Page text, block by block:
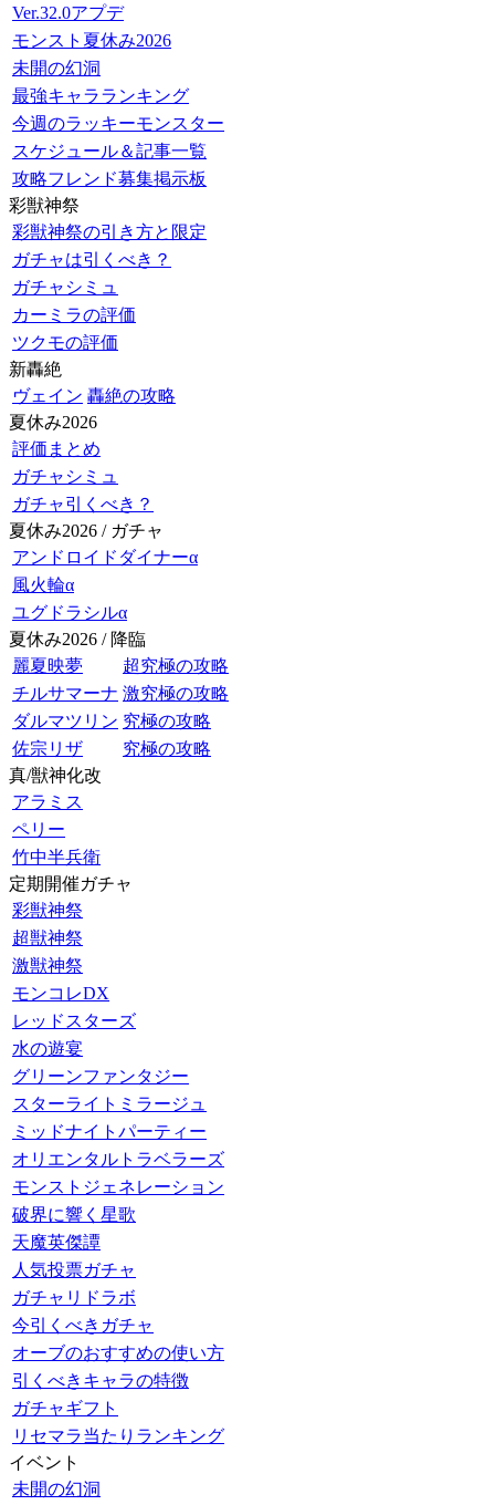
Ver.32.0アプデ
モンスト夏休み2026
未開の幻洞
最強キャラランキング
今週のラッキーモンスター
スケジュール＆記事一覧
攻略フレンド募集掲示板
彩獣神祭
彩獣神祭の引き方と限定
ガチャは引くべき？
ガチャシミュ
カーミラの評価
ツクモの評価
新轟絶
ヴェイン 轟絶の攻略
夏休み2026
評価まとめ
ガチャシミュ
ガチャ引くべき？
夏休み2026 / ガチャ
アンドロイドダイナーα
風火輪α
ユグドラシルα
夏休み2026 / 降臨
麗夏映夢
超究極の攻略
チルサマーナ 激究極の攻略
ダルマツリン 究極の攻略
佐宗リザ
究極の攻略
真/獣神化改
アラミス
ペリー
竹中半兵衛
定期開催ガチャ
彩獣神祭
超獣神祭
激獣神祭
モンコレDX
レッドスターズ
水の遊宴
グリーンファンタジー
スターライトミラージュ
ミッドナイトパーティー
オリエンタルトラベラーズ
モンストジェネレーション
破界に響く星歌
天魔英傑譚
人気投票ガチャ
ガチャリドラボ
今引くべきガチャ
オーブのおすすめの使い方
引くべきキャラの特徴
ガチャギフト
リセマラ当たりランキング
イベント
未開の幻洞